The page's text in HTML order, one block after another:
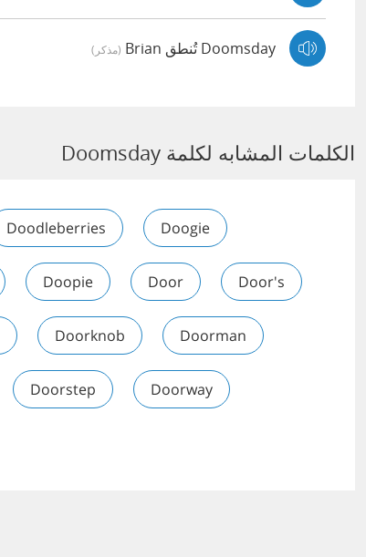
Doomsday تُنطق Brian (مذكر)
الكلمات المشابه لكلمة Doomsday
Doodleberries Doogie
Doopie Door Door's
Doorknob Doorman
Doorstep Doorway